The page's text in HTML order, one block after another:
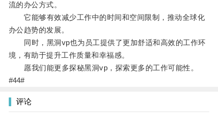
流的办公方式。
它能够有效减少工作中的时间和空间限制，推动全球化
办公趋势的发展。
同时，黑洞vp也为员工提供了更加舒适和高效的工作环
境，有助于提升工作质量和幸福感。
愿我们能更多探秘黑洞vp，探索更多的工作可能性。
#44#
评论